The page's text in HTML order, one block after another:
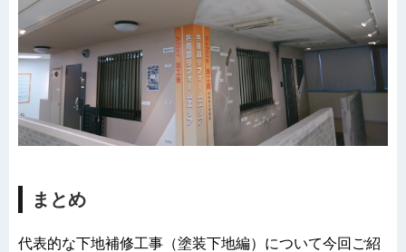
まとめ
代表的な下地補修工事（塗装下地編）について今回ご紹